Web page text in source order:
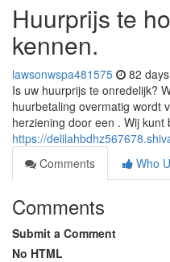
Huurprijs te
kennen.
lawsonwspa481575 82
Is uw huurprijs te onredelijk?
huurbetaling overmatig wordt
herziening door een . Wij
https://
Comments
Who
Comments
Submit a Comment
No HTML